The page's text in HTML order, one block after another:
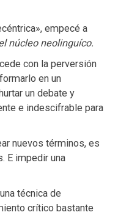
empecé a
núcleo neolinguíco.
con la perversión
en un
un debate y
e indescifrable para
nuevos términos, es
E impedir una
técnica de
crítico bastante